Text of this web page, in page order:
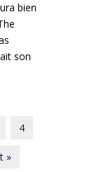
bien
son
4
»